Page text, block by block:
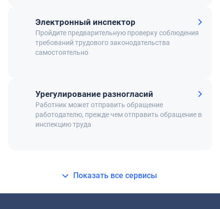
Электронный инспектор
Пройдите предварительную проверку соблюдения
требований трудового законодательства
самостоятельно
Урегулирование разногласий
Работник может отправить обращение
работодателю, прежде чем отправить обращение в
инспекцию труда
Показать все сервисы